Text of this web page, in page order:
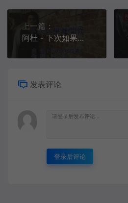
上一篇：
阿杜 - 下次如果离开你[KTV][MPG][108M]
发表评论
登录后评论